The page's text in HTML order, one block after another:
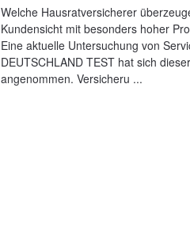
Welche Hausratversicherer
Kundensicht mit besonders hoher
Eine aktuelle Untersuchung von
DEUTSCHLAND TEST hat sich
angenommen. Versicheru ...